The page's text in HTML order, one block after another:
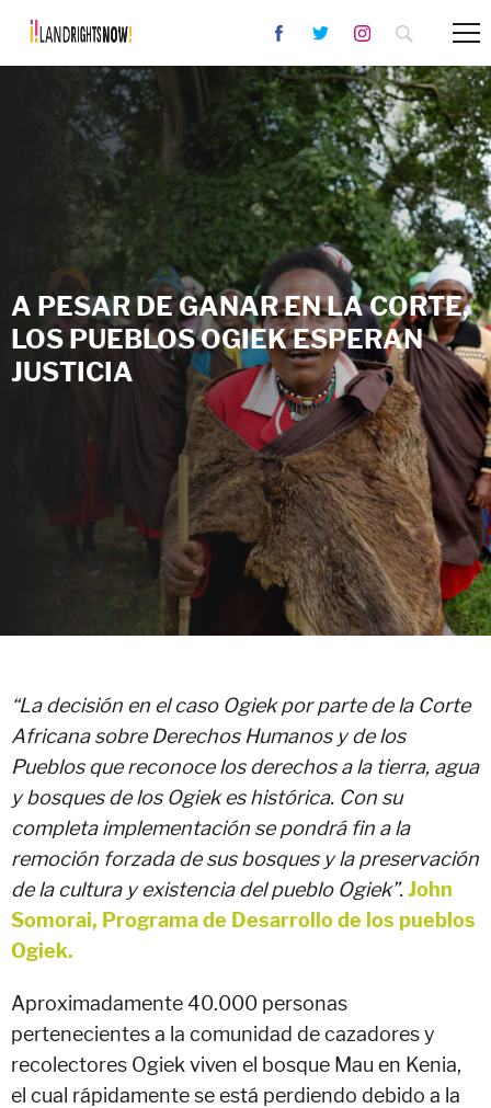
A PESAR DE GANAR EN LA CORTE,
LOS PUEBLOS OGIEK ESPERAN
JUSTICIA
“La decisión en el caso Ogiek por parte de la Corte
Africana sobre Derechos Humanos y de los
Pueblos que reconoce los derechos a la tierra, agua
y bosques de los Ogiek es histórica. Con su
completa implementación se pondrá fin a la
remoción forzada de sus bosques y la preservación
de la cultura y existencia del pueblo Ogiek”.John
Somorai, Programa de Desarrollo de los pueblos
Ogiek.
Aproximadamente 40.000 personas
pertenecientes a la comunidad de cazadores y
recolectores Ogiek viven el bosque Mau en Kenia,
el cual rápidamente se está perdiendo debido a la